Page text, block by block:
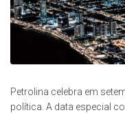
Petrolina celebra em
política. A data especial